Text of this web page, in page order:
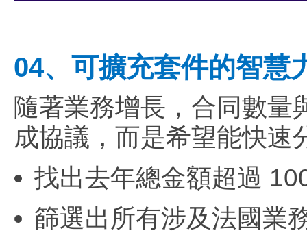
04、可擴充套件的智慧
隨著業務增長，合同數量
成協議，而是希望能快速
找出去年總金額超過
篩選出所有涉及法國業